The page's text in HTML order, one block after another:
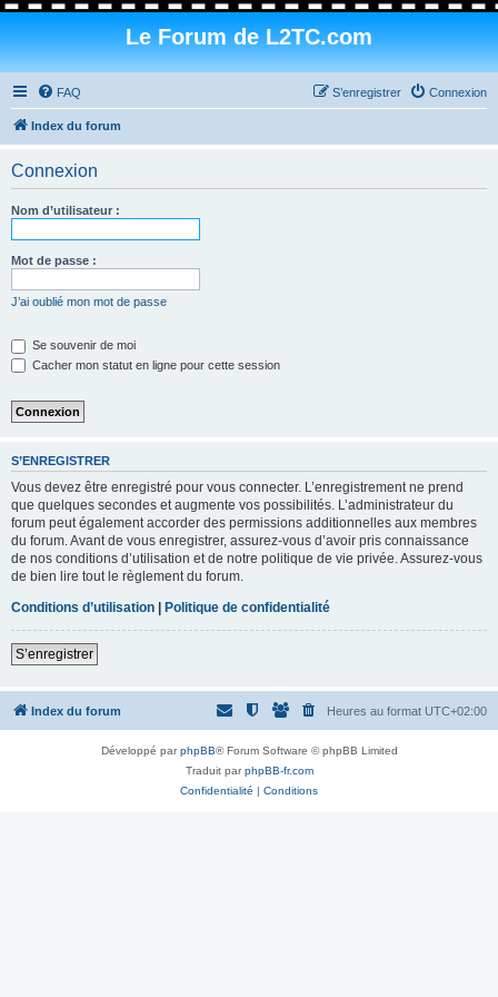
Le Forum de L2TC.com
FAQ Connexion
S’enregistrer
Index du forum
Connexion
Nom d’utilisateur :
Mot de passe :
J’ai oublié mon mot de passe
Se souvenir de moi
Cacher mon statut en ligne pour cette session
S’ENREGISTRER
Vous devez être enregistré pour vous connecter. L’enregistrement ne prend
que quelques secondes et augmente vos possibilités. L’administrateur du
forum peut également accorder des permissions additionnelles aux membres
du forum. Avant de vous enregistrer, assurez-vous d’avoir pris connaissance
de nos conditions d’utilisation et de notre politique de vie privée. Assurez-vous
de bien lire tout le règlement du forum.
Conditions d’utilisation | Politique de confidentialité
S’enregistrer
Index du forum Heures au format UTC+02:00
Développé parphpBB® Forum Software © phpBB Limited
Traduit parphpBB-fr.com
Confidentialité | Conditions